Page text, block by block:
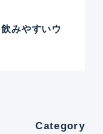
みやすいウ
Category